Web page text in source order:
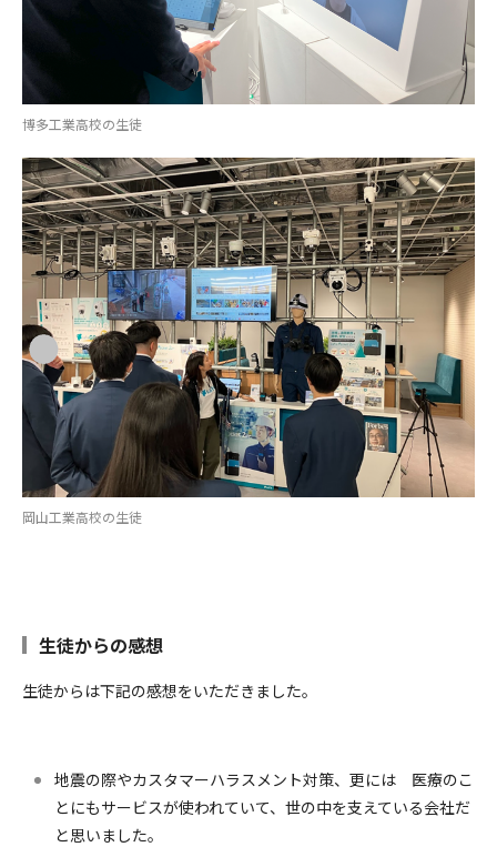
博多工業高校の生徒
岡山工業高校の生徒
生徒からの感想
生徒からは下記の感想をいただきました。
地震の際やカスタマーハラスメント対策、更には 医療のこ
とにもサービスが使われていて、世の中を支えている会社だ
と思いました。